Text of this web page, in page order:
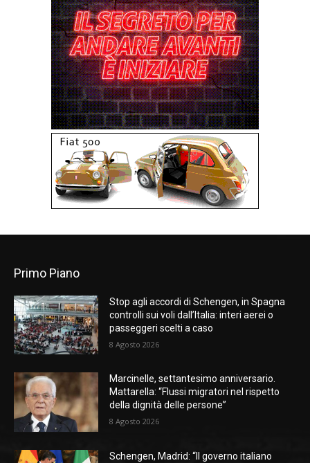
Primo Piano
Stop agli accordi di Schengen, in Spagna
controlli sui voli dall’Italia: interi aerei o
passeggeri scelti a caso
8 Agosto 2026
Marcinelle, settantesimo anniversario.
Mattarella: “Flussi migratori nel rispetto
della dignità delle persone”
8 Agosto 2026
Schengen, Madrid: “Il governo italiano